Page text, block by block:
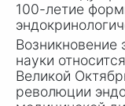
100-летие
Возникновение
науки
Великой
революции